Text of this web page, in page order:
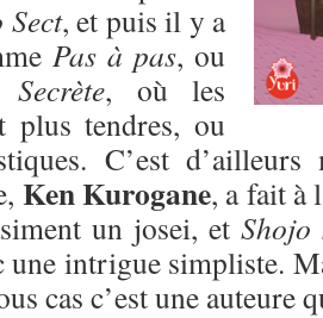
Sect, et puis il y a
Pas à pas, ou
, où les
plus tendres, ou
C’est d’ailleurs
Ken Kurogane, a fait à
un josei, et Shojo
une intrigue simpliste.
cas c’est une auteure